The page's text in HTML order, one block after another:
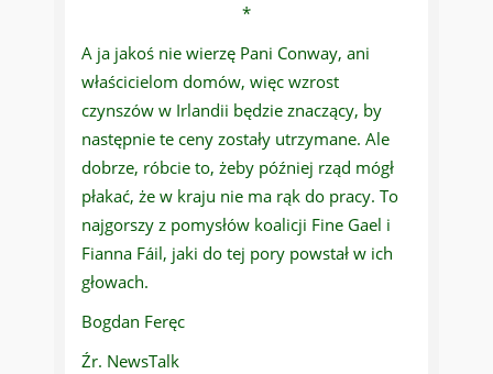
*
A ja jakoś nie wierzę Pani Conway, ani
właścicielom domów, więc wzrost
czynszów w Irlandii będzie znaczący, by
następnie te ceny zostały utrzymane. Ale
dobrze, róbcie to, żeby później rząd mógł
płakać, że w kraju nie ma rąk do pracy. To
najgorszy z pomysłów koalicji Fine Gael i
Fianna Fáil, jaki do tej pory powstał w ich
głowach.
Bogdan Feręc
Źr. NewsTalk